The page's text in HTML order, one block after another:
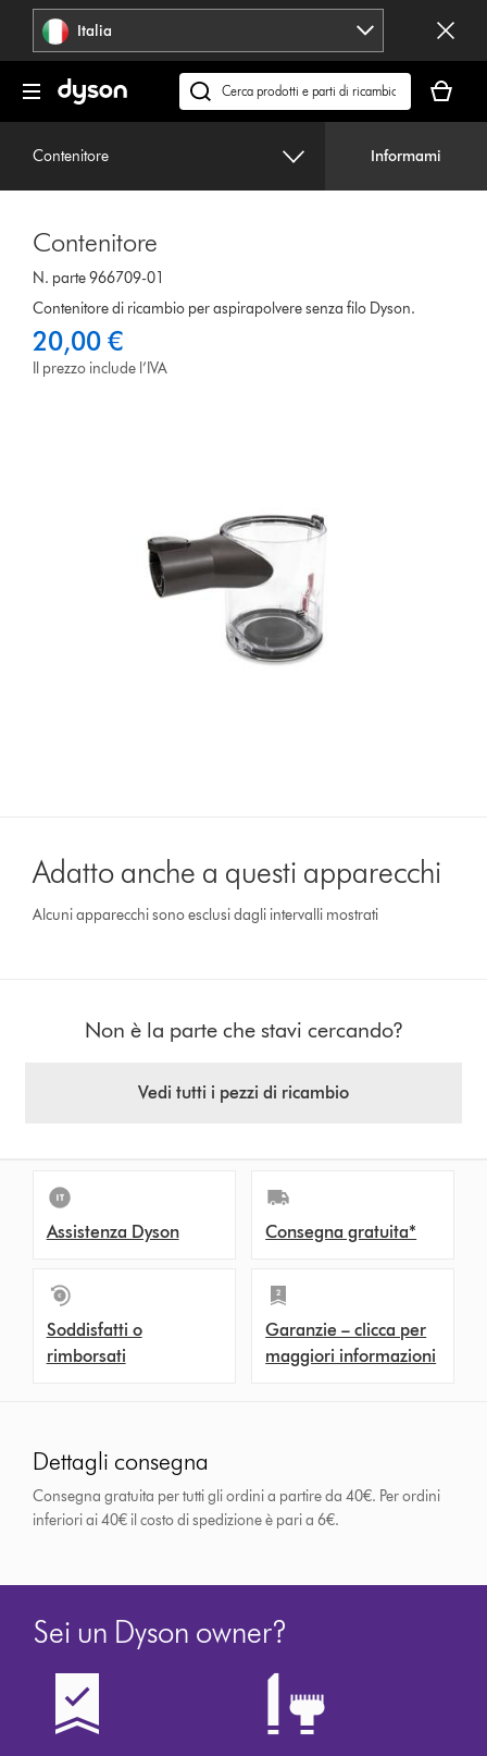
navigazione Italia
Cerca
su
carrello
è
Contenitore Informami
Contenitore
N. parte 966709-01
Contenitore di ricambio per aspirapolvere senza filo Dyson.
20,00 €
Il prezzo include l’IVA
Adatto anche a questi apparecchi
Alcuni apparecchi sono esclusi dagli intervalli mostrati
Non è la parte che stavi cercando?
Vedi tutti i pezzi di ricambio
Assistenza Dyson Consegna gratuita*
Soddisfatti o
rimborsati
Garanzie – clicca per
maggiori informazioni
Dettagli consegna
Consegna gratuita per tutti gli ordini a partire da 40€. Per ordini
inferiori ai 40€ il costo di spedizione è pari a 6€.
Sei un Dyson owner?